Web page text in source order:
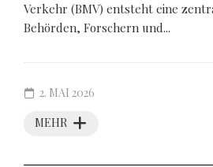
Verkehr (BMV) entsteht eine
Behörden, Forschern und...
MEHR
2. MAI 2026